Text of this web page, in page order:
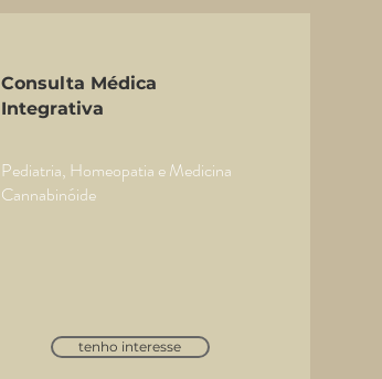
Consulta Médica
Integrativa
Pediatria, Homeopatia e Medicina
Cannabinóide
tenho interesse